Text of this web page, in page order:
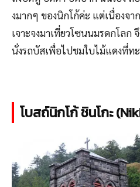
งมากๆ ของนิกโก้ค่ะ แต่เนื่องจา
เจาะจงมาเที่ยวโซนนมรดกโลก
นั่งรถบัสเพื่อไปชมใบไม้แดงที่ท
โบสถ์นิกโก้ ชินโกะ